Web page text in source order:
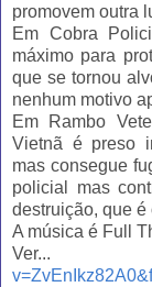
promovem outra
Em Cobra
máximo para
que se tornou
nenhum motivo
Em Rambo
Vietnã é preso
mas consegue
policial mas
destruição, que
A música é Full